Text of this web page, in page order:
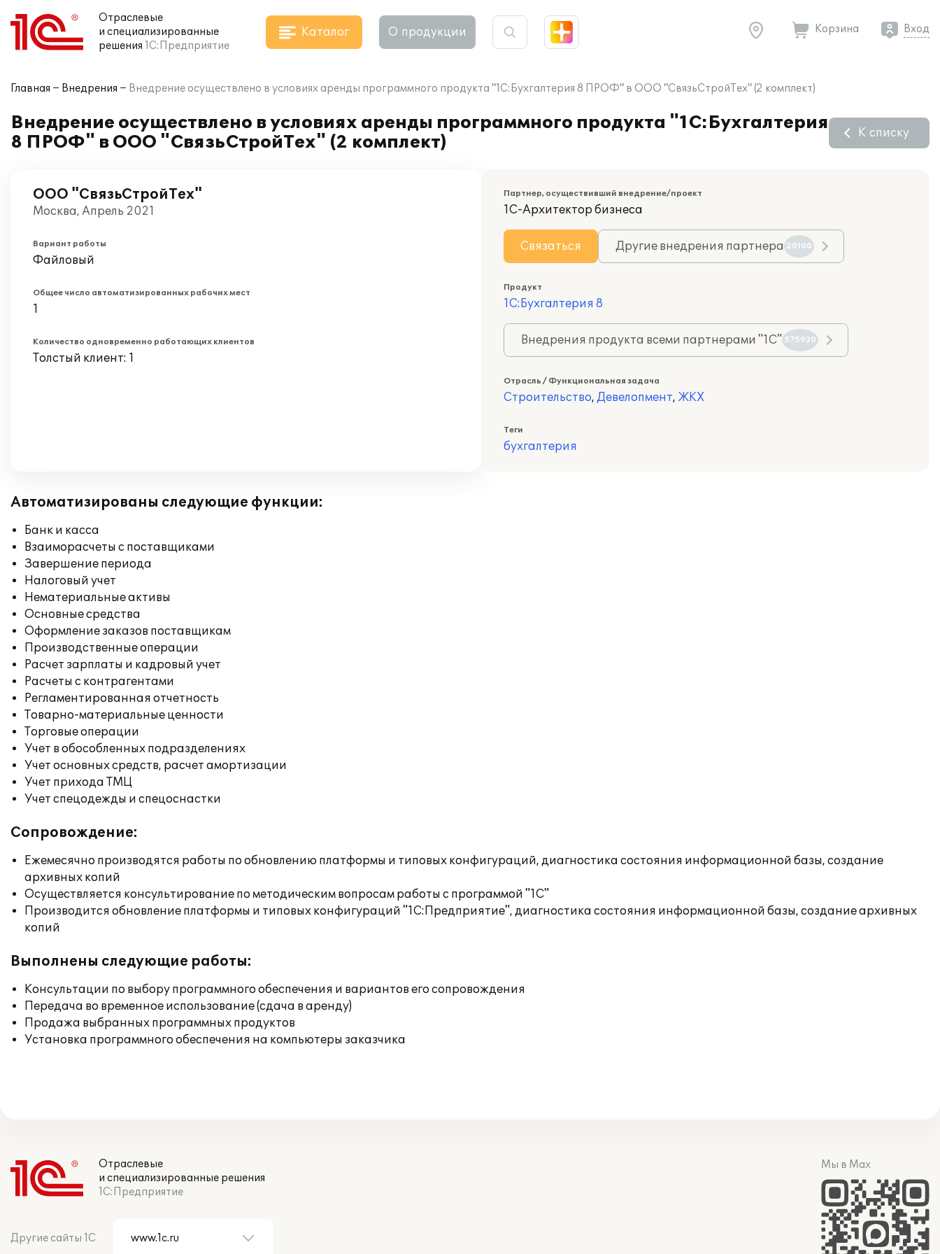
Отраслевые
и специализированные
решения 1С:Предприятие
Каталог О продукции Корзина Вход
Главная Внедрения Внедрение осуществлено в условиях аренды программного продукта "1С:Бухгалтерия 8 ПРОФ" в ООО "СвязьСтройТех" (2 комплект)
Внедрение осуществлено в условиях аренды программного продукта "1С:Бухгалтерия
8 ПРОФ" в ООО "СвязьСтройТех" (2 комплект)
К списку
ООО "СвязьСтройТех"
Москва, Апрель 2021
Вариант работы
Файловый
Общее число автоматизированных рабочих мест
1
Количество одновременно работающих клиентов
Толстый клиент: 1
Партнер, осуществивший внедрение/проект
1С-Архитектор бизнеса
Связаться Другие внедрения партнера 20100
Продукт
1С:Бухгалтерия 8
Внедрения продукта всеми партнерами "1С" 575930
Отрасль / Функциональная задача
Строительство, Девелопмент, ЖКХ
Теги
бухгалтерия
Автоматизированы следующие функции:
Банк и касса
Взаиморасчеты с поставщиками
Завершение периода
Налоговый учет
Нематериальные активы
Основные средства
Оформление заказов поставщикам
Производственные операции
Расчет зарплаты и кадровый учет
Расчеты с контрагентами
Регламентированная отчетность
Товарно-материальные ценности
Торговые операции
Учет в обособленных подразделениях
Учет основных средств, расчет амортизации
Учет прихода ТМЦ
Учет спецодежды и спецоснастки
Сопровождение:
Ежемесячно производятся работы по обновлению платформы и типовых конфигураций, диагностика состояния информационной базы, создание
архивных копий
Осуществляется консультирование по методическим вопросам работы с программой "1С"
Производится обновление платформы и типовых конфигураций "1С:Предприятие", диагностика состояния информационной базы, создание архивных
копий
Выполнены следующие работы:
Консультации по выбору программного обеспечения и вариантов его сопровождения
Передача во временное использование (сдача в аренду)
Продажа выбранных программных продуктов
Установка программного обеспечения на компьютеры заказчика
Отраслевые
и специализированные решения
1С:Предприятие
Другие сайты 1С
Мы в Max